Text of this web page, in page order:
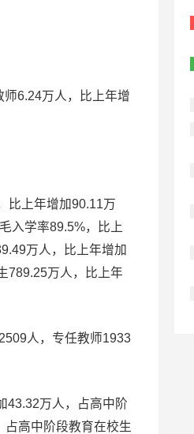
6.24万人，比上年增
比上年增加90.11万
入学率89.5%，比上
万人，比上年增加
789.25万人，比上年
人，专任教师1933
43.32万人，占高中阶
高中阶段教育在校生